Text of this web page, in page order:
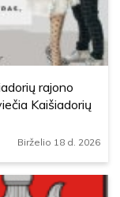
rajono
Kaišiadorių
Birželio 18 d. 2026